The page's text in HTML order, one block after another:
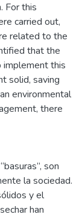
For this
carried out,
related to the
that the
this
solid, saving
environmental
there
son
la sociedad.
y el
han